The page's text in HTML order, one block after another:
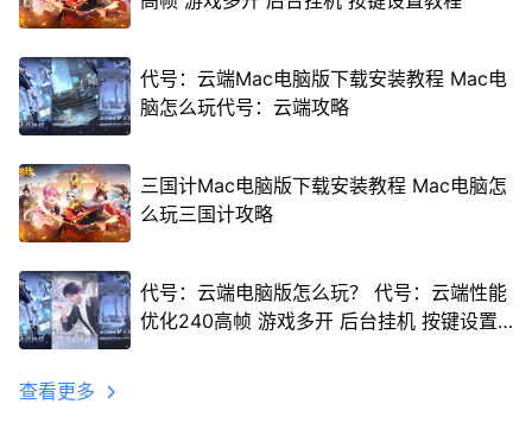
代号：云端Mac电脑版下载安装教程 Mac电
脑怎么玩代号：云端攻略
三国计Mac电脑版下载安装教程 Mac电脑怎
么玩三国计攻略
代号：云端电脑版怎么玩？ 代号：云端性能
优化240高帧 游戏多开 后台挂机 按键设置
查看更多